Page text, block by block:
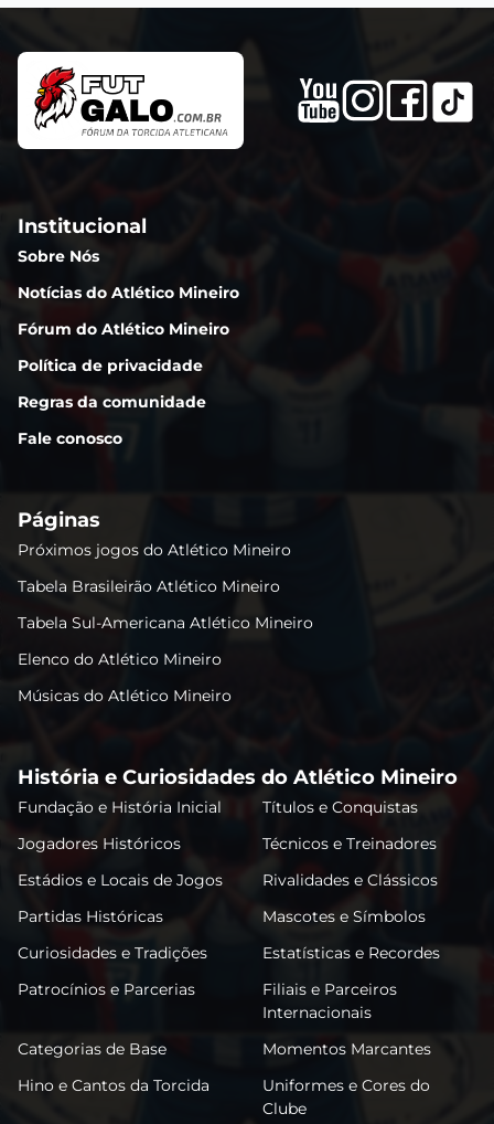
Institucional
Sobre Nós
Notícias do Atlético Mineiro
Fórum do Atlético Mineiro
Política de privacidade
Regras da comunidade
Fale conosco
Páginas
Próximos jogos do Atlético Mineiro
Tabela Brasileirão Atlético Mineiro
Tabela Sul-Americana Atlético Mineiro
Elenco do Atlético Mineiro
Músicas do Atlético Mineiro
História e Curiosidades do Atlético Mineiro
Fundação e História Inicial
Títulos e Conquistas
Jogadores Históricos
Técnicos e Treinadores
Estádios e Locais de Jogos
Rivalidades e Clássicos
Partidas Históricas
Mascotes e Símbolos
Curiosidades e Tradições
Estatísticas e Recordes
Patrocínios e Parcerias
Filiais e Parceiros
Internacionais
Categorias de Base
Momentos Marcantes
Hino e Cantos da Torcida
Uniformes e Cores do
Clube